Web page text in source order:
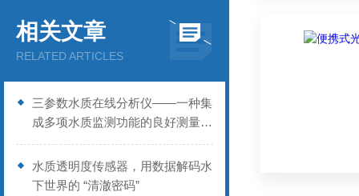
相关文章
RELATED ARTICLES
三参数水质在线分析仪——一种集
成多项水质监测功能的良好测量设
备
水质透明度传感器，用数据解码水
下世界的 “清澈密码”